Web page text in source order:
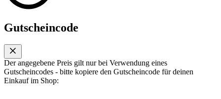
Gutscheincode
Der angegebene Preis gilt nur bei Verwendung eines
Gutscheincodes - bitte kopiere den Gutscheincode für deinen
Einkauf im Shop: